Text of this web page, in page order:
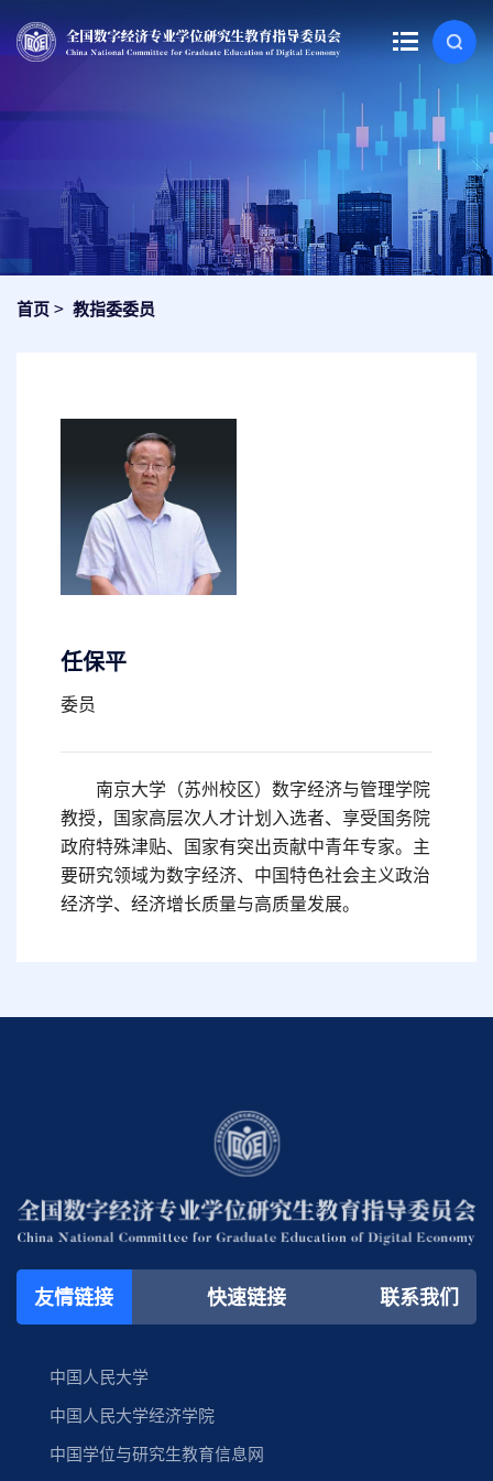
首页 > 教指委委员
任保平
委员
南京大学（苏州校区）数字经济与管理学院
教授，
国家高层次人才计划入选者、享受国务院
政府特殊津贴、国家有突出贡献中青年专家。主
要研究领域为数字经济、中国特色社会主义政治
经济学、经济增长质量与高质量发展。
友情链接 快速链接 联系我们
中国人民大学
中国人民大学经济学院
中国学位与研究生教育信息网